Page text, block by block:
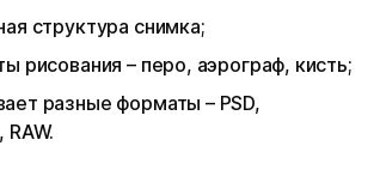
структура снимка;
рисования – перо, аэрограф, кисть;
разные форматы – PSD,